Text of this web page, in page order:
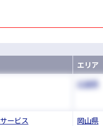
エリア
広島県
ービス
岡山県